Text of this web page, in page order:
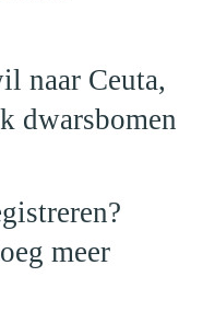
naar Ceuta,
dwarsbomen
meer